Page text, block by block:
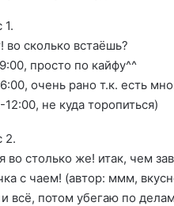
1.
во сколько встаёшь?
просто по кайфу^^
очень рано т.к. есть
12:00, не куда торопиться)
2.
во столько же! итак, чем
с чаем! (автор: ммм,
всё, потом убегаю по делам